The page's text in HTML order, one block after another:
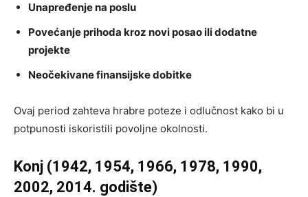
Unapređenje na poslu
Povećanje prihoda kroz novi posao ili dodatne
projekte
Neočekivane finansijske dobitke
Ovaj period zahteva hrabre poteze i odlučnost kako bi u
potpunosti iskoristili povoljne okolnosti.
Konj (1942, 1954, 1966, 1978, 1990,
2002, 2014. godište)